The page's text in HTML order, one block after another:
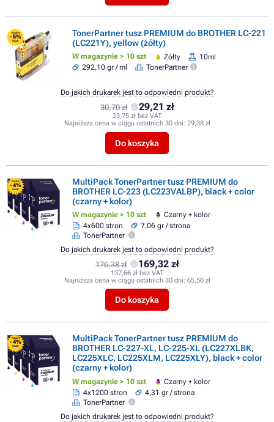
FLASH
- 5%
SALE
TonerPartner tusz PREMIUM do BROTHER LC-221
(LC221Y), yellow (żółty)
W magazynie > 10 szt Żółty
10ml
292,10 gr / ml
TonerPartner
30,70 zł 29,21 zł
23,75 zł bez VAT
Najniższa cena w ciągu ostatnich 30 dni: 29,38 zł
Do koszyka
Do jakich drukarek jest to odpowiedni produkt?
FLASH
- 4%
SALE
MultiPack TonerPartner tusz PREMIUM do
BROTHER LC-223 (LC223VALBP), black + color
(czarny + kolor)
W magazynie > 10 szt
Czarny + kolor
4x600 stron
7,06 gr / strona
TonerPartner
176,38 zł 169,32 zł
137,66 zł bez VAT
Najniższa cena w ciągu ostatnich 30 dni: 65,50 zł
Do koszyka
Do jakich drukarek jest to odpowiedni produkt?
FLASH
- 4%
SALE
MultiPack TonerPartner tusz PREMIUM do
BROTHER LC-227-XL, LC-225-XL (LC227XLBK,
LC225XLC, LC225XLM, LC225XLY), black + color
(czarny + kolor)
W magazynie > 10 szt
Czarny + kolor
4x1200 stron
4,31 gr / strona
TonerPartner
Do jakich drukarek jest to odpowiedni produkt?